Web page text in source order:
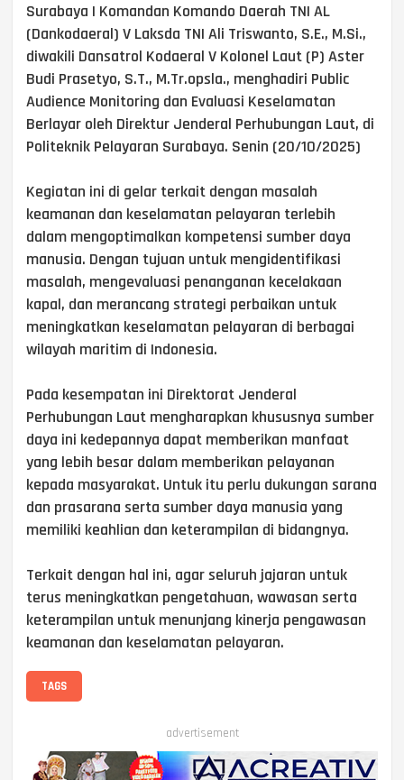
Surabaya | Komandan Komando Daerah TNI AL
(Dankodaeral) V Laksda TNI Ali Triswanto, S.E., M.Si.,
diwakili Dansatrol Kodaeral V Kolonel Laut (P) Aster
Budi Prasetyo, S.T., M.Tr.opsla., menghadiri Public
Audience Monitoring dan Evaluasi Keselamatan
Berlayar oleh Direktur Jenderal Perhubungan Laut, di
Politeknik Pelayaran Surabaya. Senin (20/10/2025)
Kegiatan ini di gelar terkait dengan masalah
keamanan dan keselamatan pelayaran terlebih
dalam mengoptimalkan kompetensi sumber daya
manusia. Dengan tujuan untuk mengidentifikasi
masalah, mengevaluasi penanganan kecelakaan
kapal, dan merancang strategi perbaikan untuk
meningkatkan keselamatan pelayaran di berbagai
wilayah maritim di Indonesia.
Pada kesempatan ini Direktorat Jenderal
Perhubungan Laut mengharapkan khususnya sumber
daya ini kedepannya dapat memberikan manfaat
yang lebih besar dalam memberikan pelayanan
kepada masyarakat. Untuk itu perlu dukungan sarana
dan prasarana serta sumber daya manusia yang
memiliki keahlian dan keterampilan di bidangnya.
Terkait dengan hal ini, agar seluruh jajaran untuk
terus meningkatkan pengetahuan, wawasan serta
keterampilan untuk menunjang kinerja pengawasan
keamanan dan keselamatan pelayaran.
TAGS
advertisement